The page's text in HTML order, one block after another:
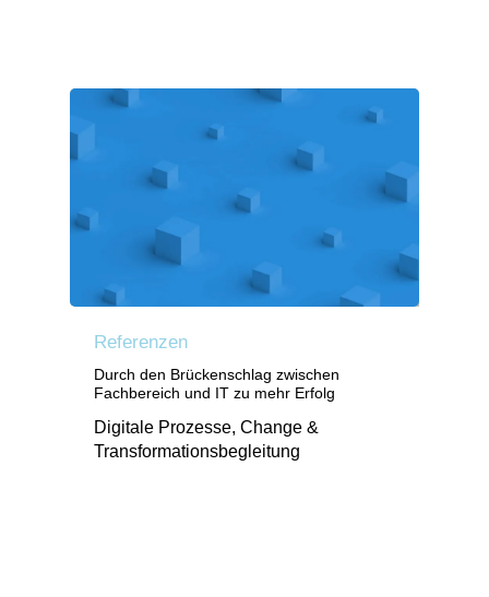
Referenzen
Durch den Brückenschlag zwischen
Fachbereich und IT zu mehr Erfolg
Digitale Prozesse, Change &
Transformationsbegleitung